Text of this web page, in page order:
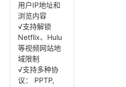
用户IP地址和
浏览内容
√支持解锁
Netflix、Hulu
等视频网站地
域限制
√支持多种协
议： PPTP,